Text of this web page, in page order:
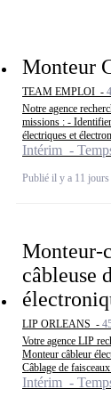
Monteur
TEAM EMPLOI -
Notre agence
missions : -
électriques et
Intérim -
Publié il y a 11 jours
Monteur-
câbleuse
LIP ORLEANS -
Votre agence LIP
Monteur câbleur
Câblage de
Intérim -